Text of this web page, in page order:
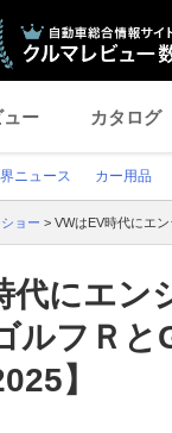
ュー カタログ
ニュース カー用品
ョー > VWはEV時代にエ
代にエ
ルフＲと
】